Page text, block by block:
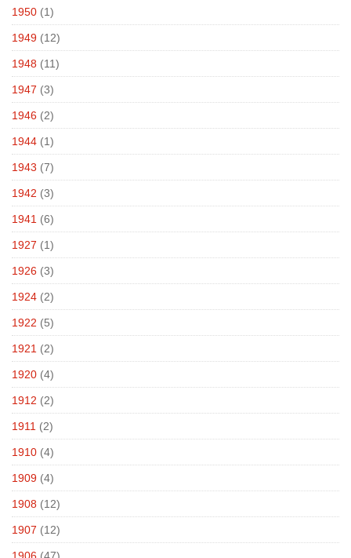
1950 (1)
1949 (12)
1948 (11)
1947 (3)
1946 (2)
1944 (1)
1943 (7)
1942 (3)
1941 (6)
1927 (1)
1926 (3)
1924 (2)
1922 (5)
1921 (2)
1920 (4)
1912 (2)
1911 (2)
1910 (4)
1909 (4)
1908 (12)
1907 (12)